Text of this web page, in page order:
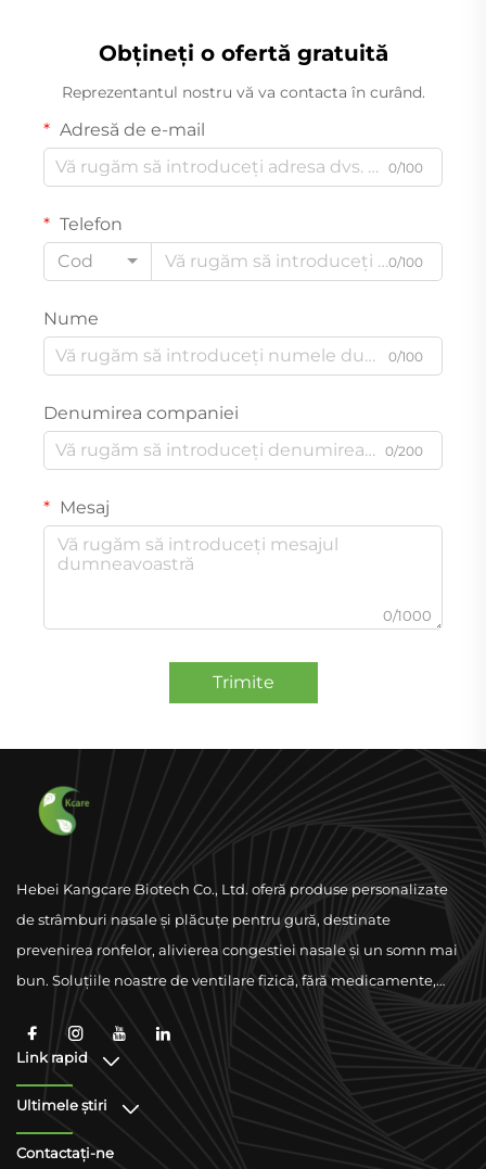
Obțineți o ofertă gratuită
Reprezentantul nostru vă va contacta în curând.
Adresă de e-mail
0/100
Telefon
Cod
0/100
Nume
0/100
Denumirea companiei
0/200
Mesaj
0/1000
Trimite
Hebei Kangcare Biotech Co., Ltd. oferă produse personalizate
de strâmburi nasale și plăcuțe pentru gură, destinate
prevenirea ronfelor, alivierea congestiei nasale și un somn mai
bun. Soluțiile noastre de ventilare fizică, fără medicamente,
materiale de calitate superioară și sprijinându-se pe
conformitate la nivel global.
Link rapid
Ultimele știri
Contactați-ne